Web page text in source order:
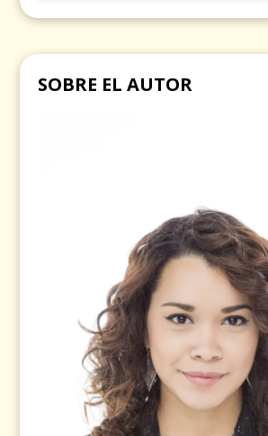
SOBRE EL AUTOR